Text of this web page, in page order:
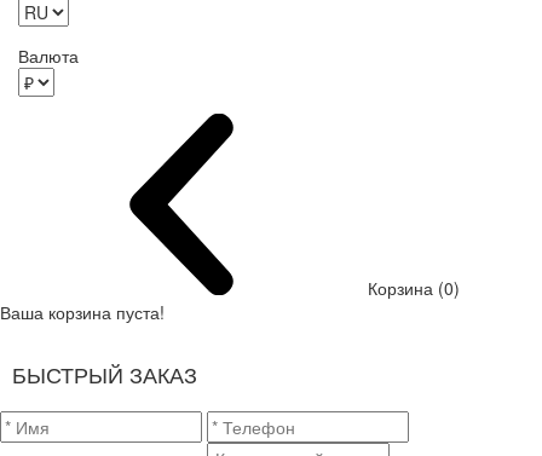
Валюта
Корзина (0)
Ваша корзина пуста!
БЫСТРЫЙ ЗАКАЗ